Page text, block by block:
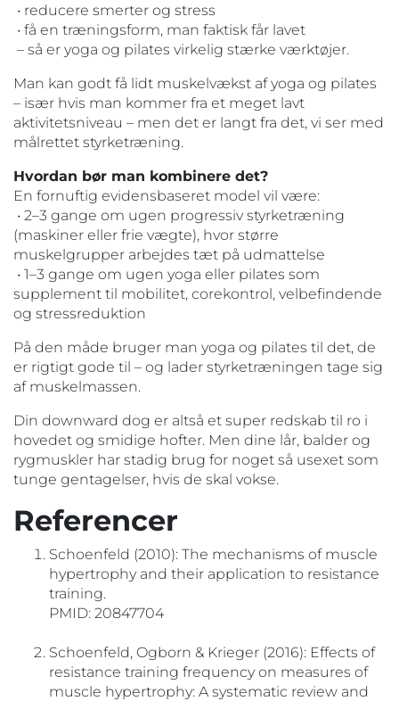
• reducere smerter og stress
• få en træningsform, man faktisk får lavet
– så er yoga og pilates virkelig stærke værktøjer.
Man kan godt få lidt muskelvækst af yoga og pilates
– især hvis man kommer fra et meget lavt
aktivitetsniveau – men det er langt fra det, vi ser med
målrettet styrketræning.
Hvordan bør man kombinere det?
En fornuftig evidensbaseret model vil være:
• 2–3 gange om ugen progressiv styrketræning
(maskiner eller frie vægte), hvor større
muskelgrupper arbejdes tæt på udmattelse
• 1–3 gange om ugen yoga eller pilates som
supplement til mobilitet, corekontrol, velbefindende
og stressreduktion
På den måde bruger man yoga og pilates til det, de
er rigtigt gode til – og lader styrketræningen tage sig
af muskelmassen.
Din downward dog er altså et super redskab til ro i
hovedet og smidige hofter. Men dine lår, balder og
rygmuskler har stadig brug for noget så usexet som
tunge gentagelser, hvis de skal vokse.
Referencer
Schoenfeld (2010): The mechanisms of muscle
hypertrophy and their application to resistance
training.
PMID: 20847704
Schoenfeld, Ogborn & Krieger (2016): Effects of
resistance training frequency on measures of
muscle hypertrophy: A systematic review and